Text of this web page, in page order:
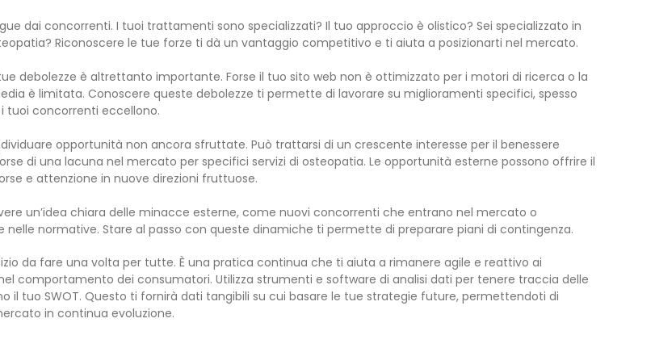
dai concorrenti. I tuoi trattamenti sono specializzati? Il tuo approccio è olistico? Sei specializzato in
Riconoscere le tue forze ti dà un vantaggio competitivo e ti aiuta a posizionarti nel mercato.
debolezze è altrettanto importante. Forse il tuo sito web non è ottimizzato per i motori di ricerca o la
è limitata. Conoscere queste debolezze ti permette di lavorare su miglioramenti specifici, spesso
tuoi concorrenti eccellono.
opportunità non ancora sfruttate. Può trattarsi di un crescente interesse per il benessere
di una lacuna nel mercato per specifici servizi di osteopatia. Le opportunità esterne possono offrire il
e attenzione in nuove direzioni fruttuose.
un’idea chiara delle minacce esterne, come nuovi concorrenti che entrano nel mercato o
nelle normative. Stare al passo con queste dinamiche ti permette di preparare piani di contingenza.
da fare una volta per tutte. È una pratica continua che ti aiuta a rimanere agile e reattivo ai
comportamento dei consumatori. Utilizza strumenti e software di analisi dati per tenere traccia delle
il tuo SWOT. Questo ti fornirà dati tangibili su cui basare le tue strategie future, permettendoti di
in continua evoluzione.